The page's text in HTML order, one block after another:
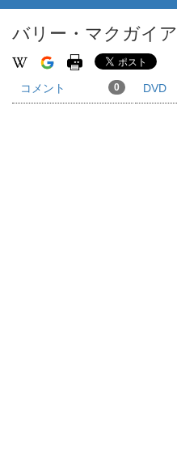
バリー・マクガイア
コメント 0 DVD